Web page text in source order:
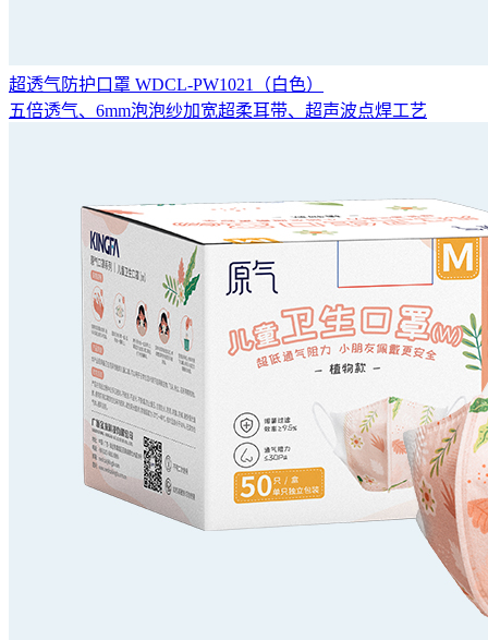
超透气防护口罩 WDCL-PW1021（白色）
五倍透气、6mm泡泡纱加宽超柔耳带、超声波点焊工艺